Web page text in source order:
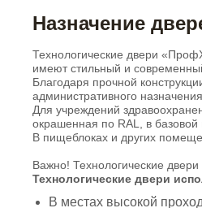
Назначение
Технологические двери
имеют стильный и
Благодаря прочной
административного
Для учреждений
окрашенная по RAL, в базовой
В пищеблоках и других
Важно! Технологические
Технологические двери
В местах высокой